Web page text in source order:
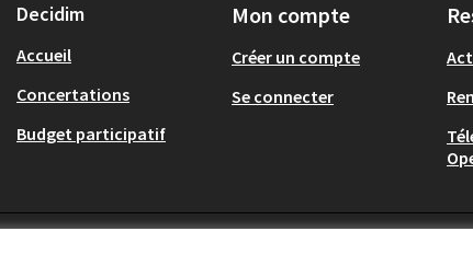
Decidim
Accueil
Concertations
Budget participatif
Mon compte
Créer un compte
Se connecter